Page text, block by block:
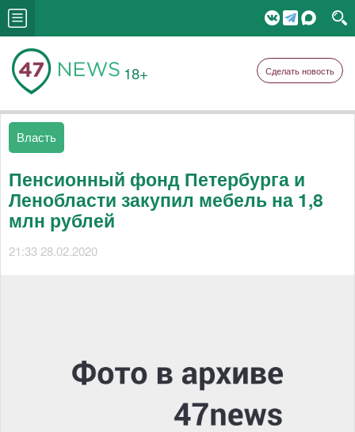
18+ Сделать новость
Власть
Пенсионный фонд Петербурга и
Ленобласти закупил мебель на 1,8
млн рублей
21:33 28.02.2020